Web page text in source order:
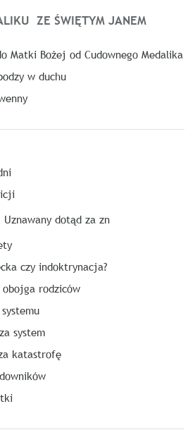
ZE ŚWIĘTYM JANEM
Matki Bożej od Cudownego Medalika
w duchu
Uznawany dotąd za zn
czy indoktrynacja?
obojga rodziców
system
katastrofę